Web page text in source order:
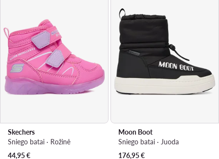
Skechers
Sniego batai · Rožinė
44,95€
Moon Boot
Sniego batai · Juoda
176,95€